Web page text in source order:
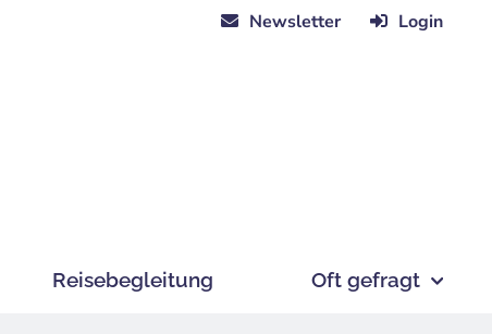
Newsletter Login
Reisebegleitung Oft gefragt